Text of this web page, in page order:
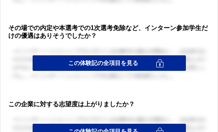
その場での内定や本選考での1次選考免除など、インターン参加学生だ
けの優遇はありそうでしたか？
この企業に対する志望度は上がりましたか？